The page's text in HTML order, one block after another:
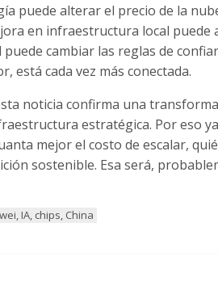
puede alterar el precio de la
en infraestructura local puede
cambiar las reglas de
está cada vez más conectada.
noticia confirma una
estratégica. Por eso
mejor el costo de escalar,
sostenible. Esa será,
IA, chips, China